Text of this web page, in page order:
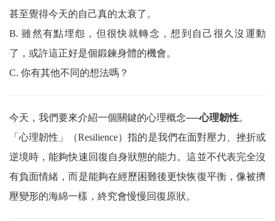
甚至覺得今天的自己真的太衰了。
B.雖然有點埋怨，但很快就轉念，想到自己很久沒運動
了，或許這正好是個鍛鍊身體的機會。
C. 你有其他不同的想法嗎？
今天，我們要來介紹一個關鍵的心理概念──心理韌性。
「心理韌性」（Resilience）指的是我們在面對壓力、挫折或
逆境時，能夠快速回復自身狀態的能力。這並不代表完全沒
有負面情緒，而是能夠在經歷困難後更快恢復平衡，像被擠
壓變形的海綿一樣，終究會慢慢回復原狀。